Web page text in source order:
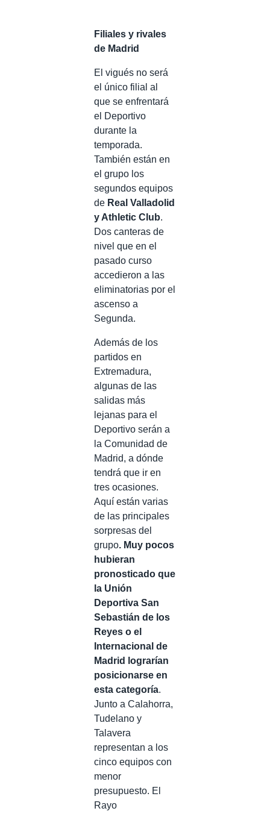
Filiales y rivales
de Madrid
El vigués no será
el único filial al
que se enfrentará
el Deportivo
durante la
temporada.
También están en
el grupo los
segundos equipos
de Real Valladolid
y Athletic Club.
Dos canteras de
nivel que en el
pasado curso
accedieron a las
eliminatorias por el
ascenso a
Segunda.
Además de los
partidos en
Extremadura,
algunas de las
salidas más
lejanas para el
Deportivo serán a
la Comunidad de
Madrid, a dónde
tendrá que ir en
tres ocasiones.
Aquí están varias
de las principales
sorpresas del
grupo. Muy pocos
hubieran
pronosticado que
la Unión
Deportiva San
Sebastián de los
Reyes o el
Internacional de
Madrid lograrían
posicionarse en
esta categoría.
Junto a Calahorra,
Tudelano y
Talavera
representan a los
cinco equipos con
menor
presupuesto. El
Rayo